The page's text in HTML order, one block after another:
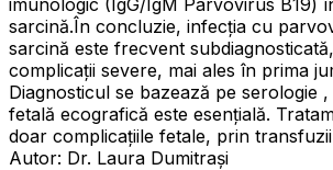
sarcină.În concluzie, infecția cu
sarcină este frecvent
complicații severe, mai ales în prima
Diagnosticul se bazează pe serologie
fetală ecografică este esențială.
doar complicațiile fetale, prin
Autor: Dr. Laura Dumitrași